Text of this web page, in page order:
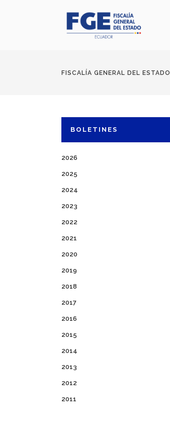
FISCALÍA GENERAL DEL ESTADO
BOLETINES
2026
2025
2024
2023
2022
2021
2020
2019
2018
2017
2016
2015
2014
2013
2012
2011